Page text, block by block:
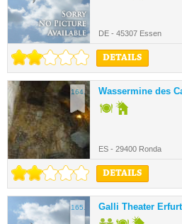
DE - 45307 Essen
DETAILS
164. Wassermine des
ES - 29400 Ronda
DETAILS
165. Galli Theater Erfurt